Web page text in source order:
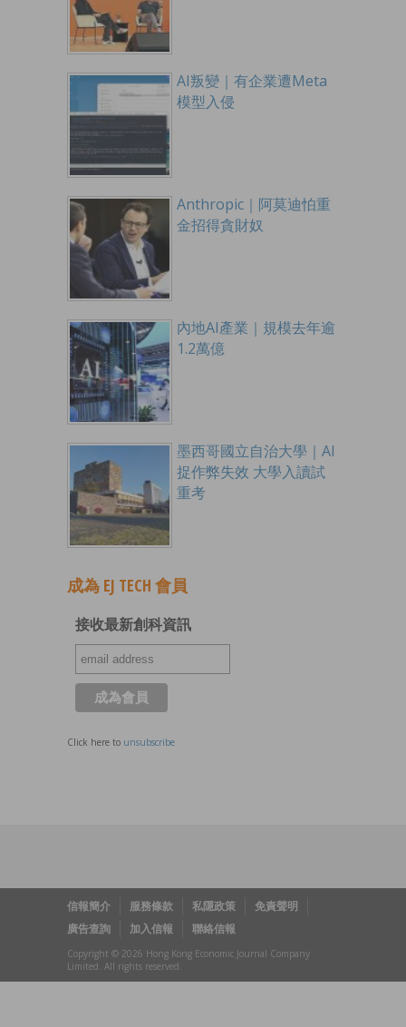
AI叛變｜有企業遭Meta
模型入侵
Anthropic｜阿莫迪怕重
金招得貪財奴
內地AI產業｜規模去年逾
1.2萬億
墨西哥國立自治大學｜AI
捉作弊失效 大學入讀試
重考
成為 EJ TECH 會員
接收最新創科資訊
Click here to unsubscribe
信報簡介 服務條款 私隱政策
免責聲明
廣告查詢
加入信報 聯絡信報
Copyright © 2026 Hong Kong Economic Journal Company
Limited. All rights reserved.